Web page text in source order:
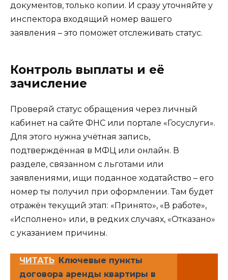
документов, только копии. И сразу уточняйте у
инспектора входящий номер вашего
заявления – это поможет отслеживать статус.
Контроль выплаты и её
зачисление
Проверяй статус обращения через личный
кабинет на сайте ФНС или портале «Госуслуги».
Для этого нужна учётная запись,
подтверждённая в МФЦ или онлайн. В
разделе, связанном с льготами или
заявлениями, ищи поданное ходатайство – его
номер ты получил при оформлении. Там будет
отражён текущий этап: «Принято», «В работе»,
«Исполнено» или, в редких случаях, «Отказано»
с указанием причины.
ЧИТАТЬ Ключевые пункты
договора аренды квартиры в